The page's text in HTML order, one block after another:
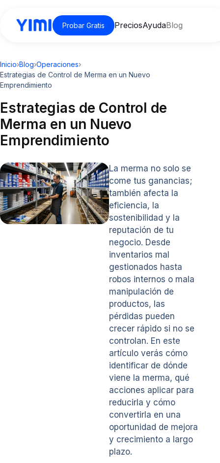
Probar Gratis PreciosAyudaBlog
Inicio›Blog›Operaciones›
Estrategias de Control de Merma en un Nuevo
Emprendimiento
Estrategias de Control de
Merma en un Nuevo
Emprendimiento
La merma no solo se
come tus ganancias;
también afecta la
eficiencia, la
sostenibilidad y la
reputación de tu
negocio. Desde
inventarios mal
gestionados hasta
robos internos o mala
manipulación de
productos, las
pérdidas pueden
crecer rápido si no se
controlan. En este
artículo verás cómo
identificar de dónde
viene la merma, qué
acciones aplicar para
reducirla y cómo
convertirla en una
oportunidad de mejora
y crecimiento a largo
plazo.